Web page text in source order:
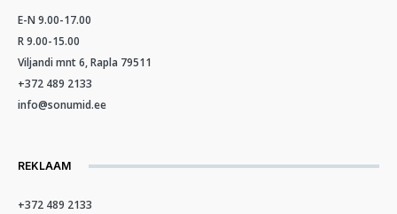
E-N 9.00-17.00
R 9.00-15.00
Viljandi mnt 6, Rapla 79511
+372 489 2133
info@sonumid.ee
REKLAAM
+372 489 2133